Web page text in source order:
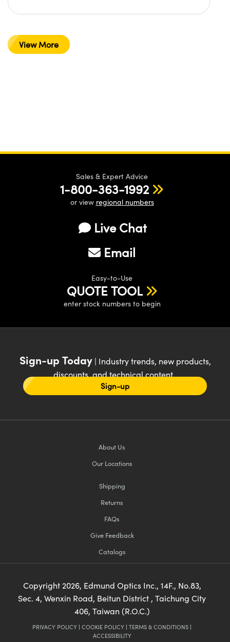
View More
Sales & Expert Advice
1-800-363-1992
or view regional numbers
Live Chat
Email
Easy-to-Use
QUOTE TOOL
enter stock numbers to begin
Sign-up Today| Industry trends, new products,
discounts, and technical content
Sign-up
About Us
Our Locations
Shipping
Returns
FAQs
Give Feedback
Catalogs
Copyright 2026, Edmund Optics Inc., 14F., No.83,
Sec. 4, Wenxin Road, Beitun District , Taichung City
406, Taiwan (R.O.C.)
PRIVACY POLICY | COOKIE POLICY | TERMS & CONDITIONS |
ACCESSIBILITY